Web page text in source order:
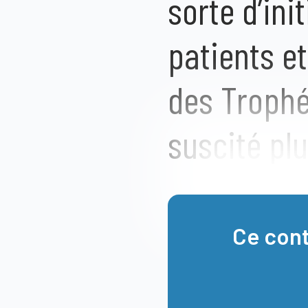
sorte
patients
des
suscité
battre) !
sur vos
Ce